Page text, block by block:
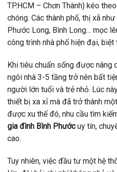
TP.HCM – Chơn Thành) kéo
chóng. Các thành phố, thị xã
Phước Long, Bình Long… mọc
công trình nhà phố hiện đại, biệt
Khi tiêu chuẩn sống được nâng
ngôi nhà 3-5 tầng trở nên bất
người lớn tuổi và trẻ nhỏ. Lúc
thiết bị xa xỉ mà đã trở thành
được xu thế đó, nhu cầu tìm
gia đình Bình Phướcuy tín,
cao.
Tuy nhiên, việc đầu tư một hệ